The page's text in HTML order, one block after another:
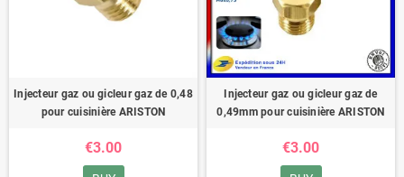
Injecteur gaz ou gicleur gaz de 0,48
pour cuisinière ARISTON
€3.00
Injecteur gaz ou gicleur gaz de
0,49mm pour cuisinière ARISTON
€3.00